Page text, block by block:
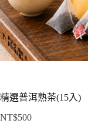
精選普洱熟茶(15入)
NT$500